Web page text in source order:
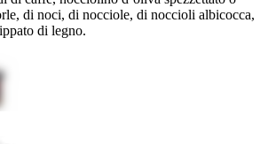
di noci, di nocciole, di noccioli albicocca,
di legno.